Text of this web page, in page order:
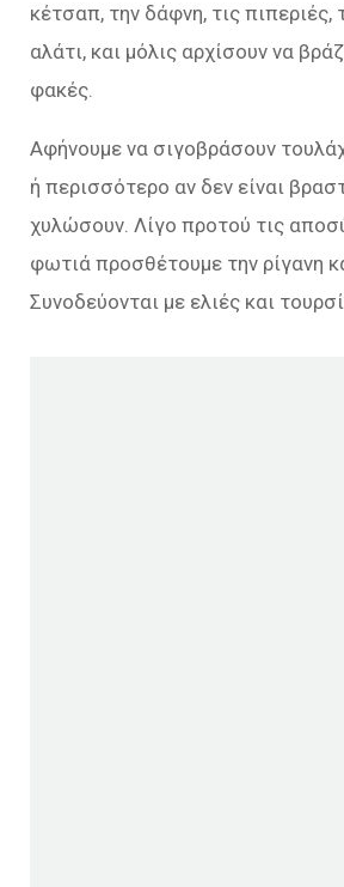
κέτσαπ, την δάφνη, τις πιπεριές,
αλάτι, και μόλις αρχίσουν να
φακές.
Αφήνουμε να σιγοβράσουν
ή περισσότερο αν δεν είναι
χυλώσουν. Λίγο προτού τις
φωτιά προσθέτουμε την ρίγανη
Συνοδεύονται με ελιές και